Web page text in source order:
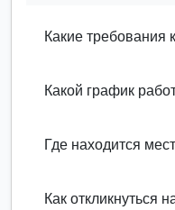
Какие требования
Какой график
Где находится
Как откликнуться